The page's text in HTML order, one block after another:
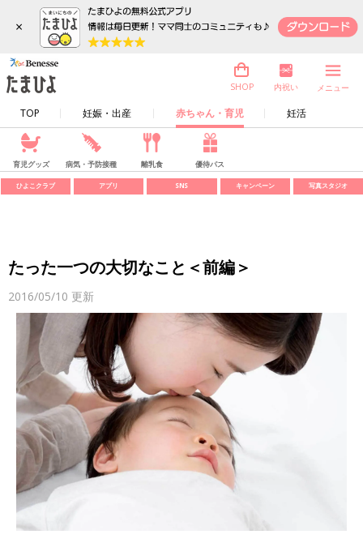
×
TOP 妊娠・出産 赤ちゃん・育児 妊活
SHOP 内祝い メニュー
育児グッズ 病気・予防接種 離乳食 優待パス
ひよこクラブ アプリ SNS キャンペーン 写真スタジオ
たった一つの大切なこと＜前編＞
2016/05/10 更新